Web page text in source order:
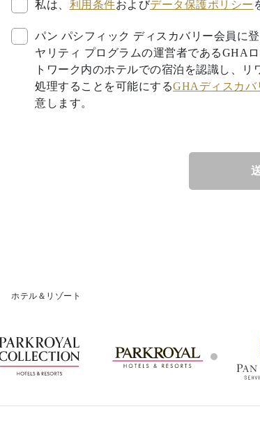
私は、 利用条件およびデータ保護ポリシー
パン パシフィック ディスカバリー会員に
ヤリティ プログラムの運営者であるGHA
トワーク内のホテルでの宿泊を認識し、
処理することを可能にするGHAディスカバ
意します。
ホテル＆リゾート